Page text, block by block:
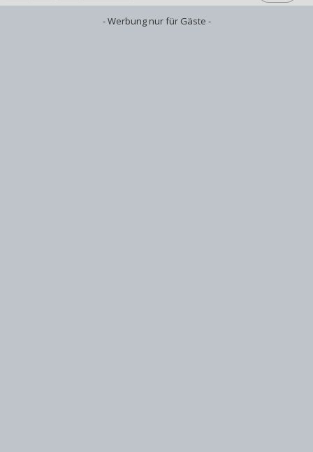
- Werbung nur für Gäste -